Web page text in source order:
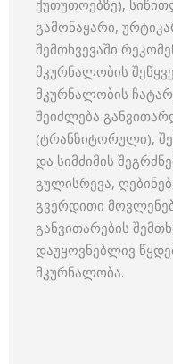
ქუთუთოებზე),
გამონაყარი,
შემთხვევაში
მკურნალობის
მკურნალობის
შეიძლება
(ტრანზიტორული),
და სიმძიმის
გულისრევა,
გვერდითი
განვითარების
დაუყოვნებლივ
მკურნალობა.